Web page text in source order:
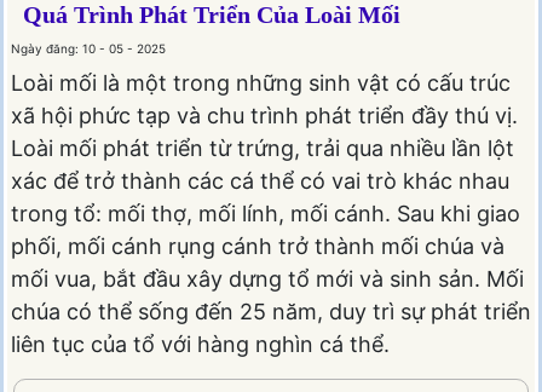
Quá Trình Phát Triển Của Loài Mối
Ngày đăng: 10 - 05 - 2025
Loài mối là một trong những sinh vật có cấu trúc
xã hội phức tạp và chu trình phát triển đầy thú vị.
Loài mối phát triển từ trứng, trải qua nhiều lần lột
xác để trở thành các cá thể có vai trò khác nhau
trong tổ: mối thợ, mối lính, mối cánh. Sau khi giao
phối, mối cánh rụng cánh trở thành mối chúa và
mối vua, bắt đầu xây dựng tổ mới và sinh sản. Mối
chúa có thể sống đến 25 năm, duy trì sự phát triển
liên tục của tổ với hàng nghìn cá thể.